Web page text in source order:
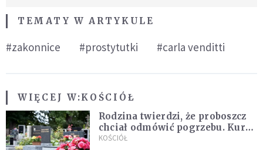
TEMATY W ARTYKULE
#zakonnice #prostytutki #carla venditti
WIĘCEJ W:KOŚCIÓŁ
Rodzina twierdzi, że proboszcz
chciał odmówić pogrzebu. Kuria
zapowiada wyjaśnienia
KOŚCIÓŁ